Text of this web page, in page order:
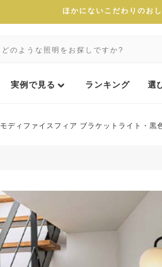
ほかにないこだわりのお
実例で見る ランキング 選
モディファイスフィア ブラケットライト・黒